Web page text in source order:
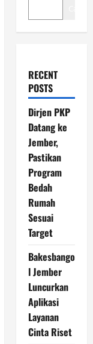
RECENT
POSTS
Dirjen PKP
Datang ke
Jember,
Pastikan
Program
Bedah
Rumah
Sesuai
Target
Bakesbango
l Jember
Luncurkan
Aplikasi
Layanan
Cinta Riset